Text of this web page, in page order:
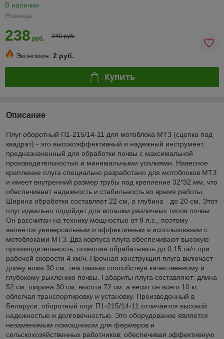
В наличии
Розница
238 руб. 240 руб.
Экономия: 2 руб.
Купить
Описание
Плуг оборотный П1-215/14-11 для мотоблока МТЗ (сцепка под
квадрат) - это высокоэффективный и надежный инструмент,
предназначенный для обработки почвы с максимальной
производительностью и минимальными усилиями. Навесное
крепление плуга специально разработано для мотоблоков МТЗ
и имеет внутренний размер трубы под крепление 32*32 мм, что
обеспечивает надежность и стабильность во время работы.
Ширина обработки составляет 22 см, а глубина - до 20 см. Этот
плуг идеально подойдет для вспашки различных типов почвы.
Он рассчитан на технику мощностью от 9 л.с., поэтому
является универсальным и эффективным в использовании с
мотоблоками МТЗ. Два корпуса плуга обеспечивают высокую
производительность, позволяя обрабатывать до 0,15 га/ч при
рабочей скорости 4 км/ч. Прочная конструкция плуга включает
длину ножа 30 см, тем самым способствуя качественному и
глубокому рыхлению почвы. Габариты плуга составляют: длина
52 см, ширина 30 см, высота 72 см, а весит он всего 10 кг,
облегчая транспортировку и установку. Произведенный в
Беларуси, оборотный плуг П1-215/14-11 отличается высокой
надежностью и долговечностью. Это оборудование является
незаменимым помощником для фермеров и
сельскохозяйственных работников, обеспечивая эффективную